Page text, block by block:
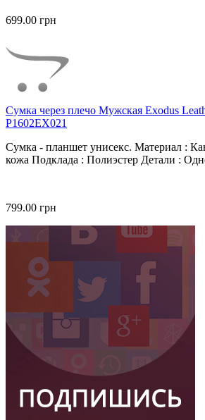
699.00 грн
Сумка через плечо Мужская Exodus
P1602EX021
Сумка - планшет унисекс. Материал :
кожа Подклада : Полиэстер Детали :
799.00 грн